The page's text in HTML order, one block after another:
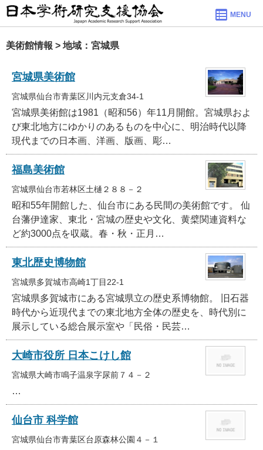
MENU
美術館情報 > 地域：宮城県
宮城県美術館
宮城県仙台市青葉区川内元支倉34-1
宮城県美術館は1981（昭和56）年11月開館。宮城県およ
び東北地方にゆかりのあるものを中心に、明治時代以降
現代までの日本画、洋画、版画、彫…
福島美術館
宮城県仙台市若林区土樋２８８－２
昭和55年開館した、仙台市にある民間の美術館です。 仙
台藩伊達家、東北・宮城の歴史や文化、黄檗関連資料な
ど約3000点を収蔵。春・秋・正月…
東北歴史博物館
宮城県多賀城市高崎1丁目22-1
宮城県多賀城市にある宮城県立の歴史系博物館。 旧石器
時代から近現代までの東北地方全体の歴史を、時代別に
展示している総合展示室や「民俗・民芸…
大崎市役所 日本こけし館
宮城県大崎市鳴子温泉字尿前７４－２
…
仙台市 科学館
宮城県仙台市青葉区台原森林公園４－１